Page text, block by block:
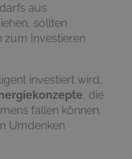
aus
sollten
zum Investieren
investiert wird,
, die
fallen können,
Umdenken